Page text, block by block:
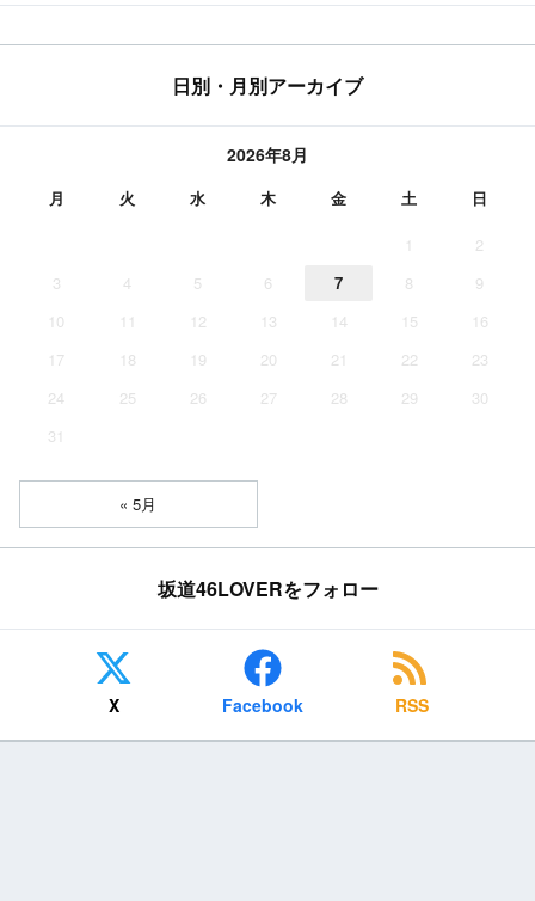
日別・月別アーカイブ
2026年8月
月 火 水 木 金 土 日
1
2
3
4 5 6 7 8
9
10
11 12 13 14 15
16
17
18 19 20 21 22
23
24
25 26 27 28 29
30
31
« 5月
坂道46LOVERをフォロー
X Facebook RSS